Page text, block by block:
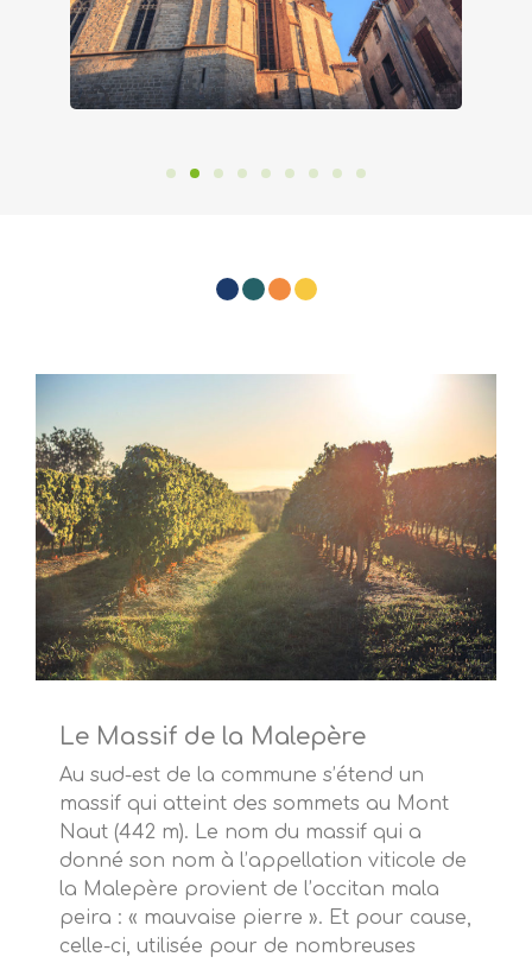
Le Massif de la Malepère
Au sud-est de la commune s’étend un
massif qui atteint des sommets au Mont
Naut (442 m). Le nom du massif qui a
donné son nom à l’appellation viticole de
la Malepère provient de l’occitan mala
peira : « mauvaise pierre ». Et pour cause,
celle-ci, utilisée pour de nombreuses